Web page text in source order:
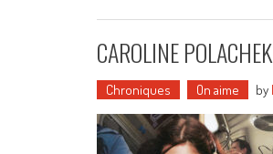
CAROLINE
Chroniques On aime by